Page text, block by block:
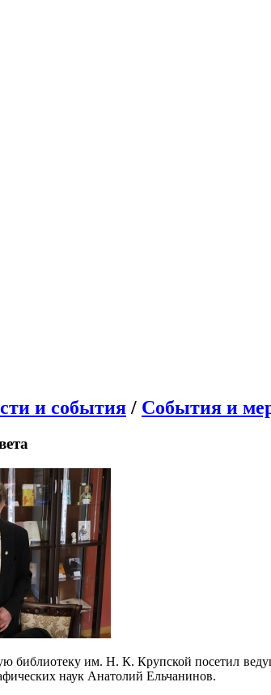
и события / События и
библиотеку им. Н. К. Крупской посетил
наук Анатолий Ельчанинов.